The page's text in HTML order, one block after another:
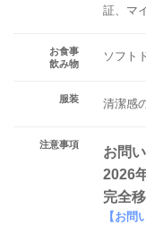
証、マ
お食事
飲み物
ソフト
服装 清潔感
注意事項
お問
2026
完全
【お問